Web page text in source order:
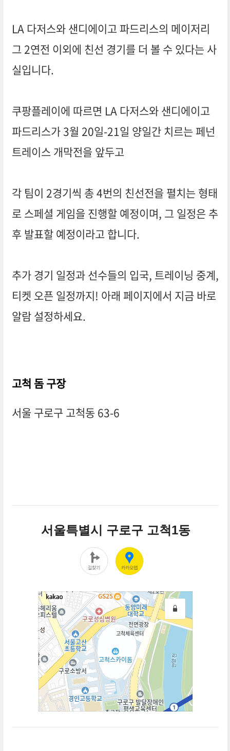
LA 다저스와 샌디에이고 파드리스의 메이저리
그 2연전 이외에 친선 경기를 더 볼 수 있다는 사
실입니다.
쿠팡플레이에 따르면 LA 다저스와 샌디에이고
파드리스가 3월 20일-21일 양일간 치르는 페넌
트레이스 개막전을 앞두고
각 팀이 2경기씩 총 4번의 친선전을 펼치는 형태
로 스페셜 게임을 진행할 예정이며, 그 일정은 추
후 발표할 예정이라고 합니다.
추가 경기 일정과 선수들의 입국, 트레이닝 중계,
티켓 오픈 일정까지! 아래 페이지에서 지금 바로
알람 설정하세요.
고척 돔 구장
서울 구로구 고척동 63-6